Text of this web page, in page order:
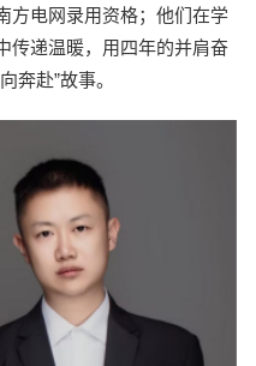
方电网录用资格；他们在学
传递温暖，用四年的并肩奋
奔赴”故事。